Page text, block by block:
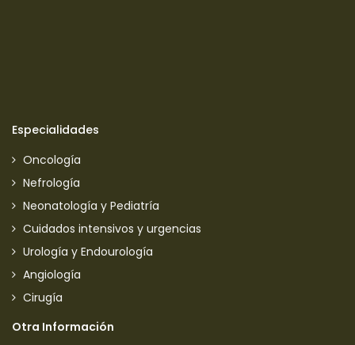
Especialidades
Oncología
Nefrología
Neonatología y Pediatría
Cuidados intensivos y urgencias
Urología y Endourología
Angiología
Cirugía
Otra Información